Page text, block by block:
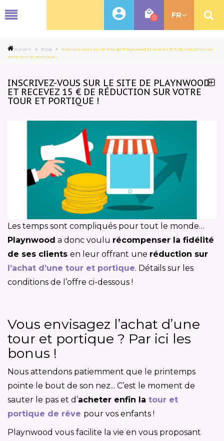
0 FR
Accueil > Blog >
Inscrivez-vous sur le site de Playnwood et recevez 15 € de réduction sur
votre tour et portique !
INSCRIVEZ-VOUS SUR LE SITE DE PLAYNWOOD
ET RECEVEZ 15 € DE RÉDUCTION SUR VOTRE
TOUR ET PORTIQUE !
Les temps sont compliqués pour tout le monde…
Playnwood a donc voulu récompenser la fidélité
de ses clients en leur offrant une réduction sur
l’achat d’une tour et portique. Détails sur les
conditions de l’offre ci-dessous !
Vous envisagez l’achat d’une
tour et portique ? Par ici les
bonus !
Nous attendons patiemment que le printemps
pointe le bout de son nez... C’est le moment de
sauter le pas et d’acheter enfin la tour et
portique de rêve pour vos enfants !
Playnwood vous facilite la vie en vous proposant